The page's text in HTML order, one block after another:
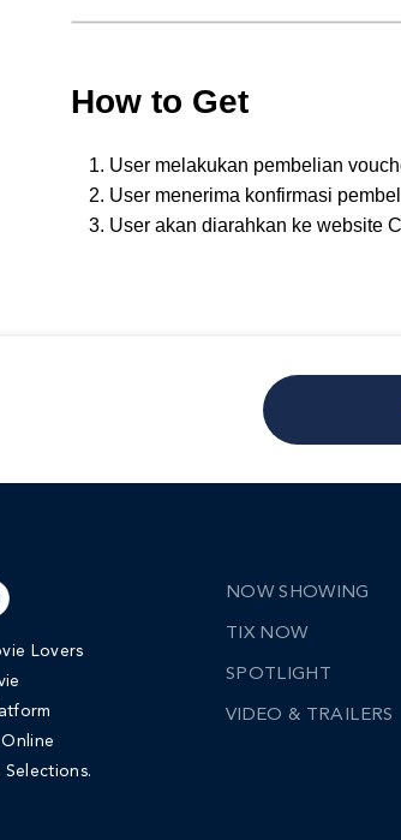
How to Get
User melakukan pembelian
User menerima konfirmasi
User akan diarahkan ke website
Lovers
NOW SHOWING
TIX NOW
SPOTLIGHT
VIDEO & TRAILERS